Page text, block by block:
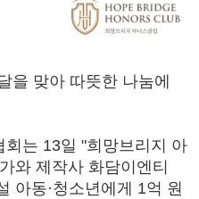
을 맞아 따뜻한 나눔에
는 13일 "희망브리지 아
와 제작사 화담이엔티
아동·청소년에게 1억 원